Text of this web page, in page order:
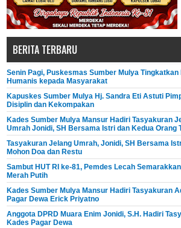
BERITA TERBARU
Senin Pagi, Puskesmas Sumber Mulya
Humanis kepada Masyarakat
Kapuskes Sumber Mulya Hj. Sandra Eti Astuti
Disiplin dan Kekompakan
Kades Sumber Mulya Mansur Hadiri Tasyakuran
Umrah Jonidi, SH Bersama Istri dan Kedua Orang
Tasyakuran Jelang Umrah, Jonidi, SH Bersama
Mohon Doa dan Restu
Sambut HUT RI ke-81, Pemdes Lecah
Merah Putih
Kades Sumber Mulya Mansur Hadiri Tasyakuran
Pagar Dewa Erick Priyatno
Anggota DPRD Muara Enim Jonidi, S.H. Hadiri
Kades Pagar Dewa